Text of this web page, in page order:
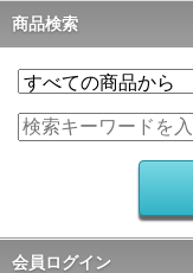
商品検索
会員ログイン